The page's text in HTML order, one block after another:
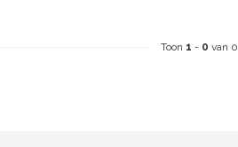
Toon 1 - 0 van 0